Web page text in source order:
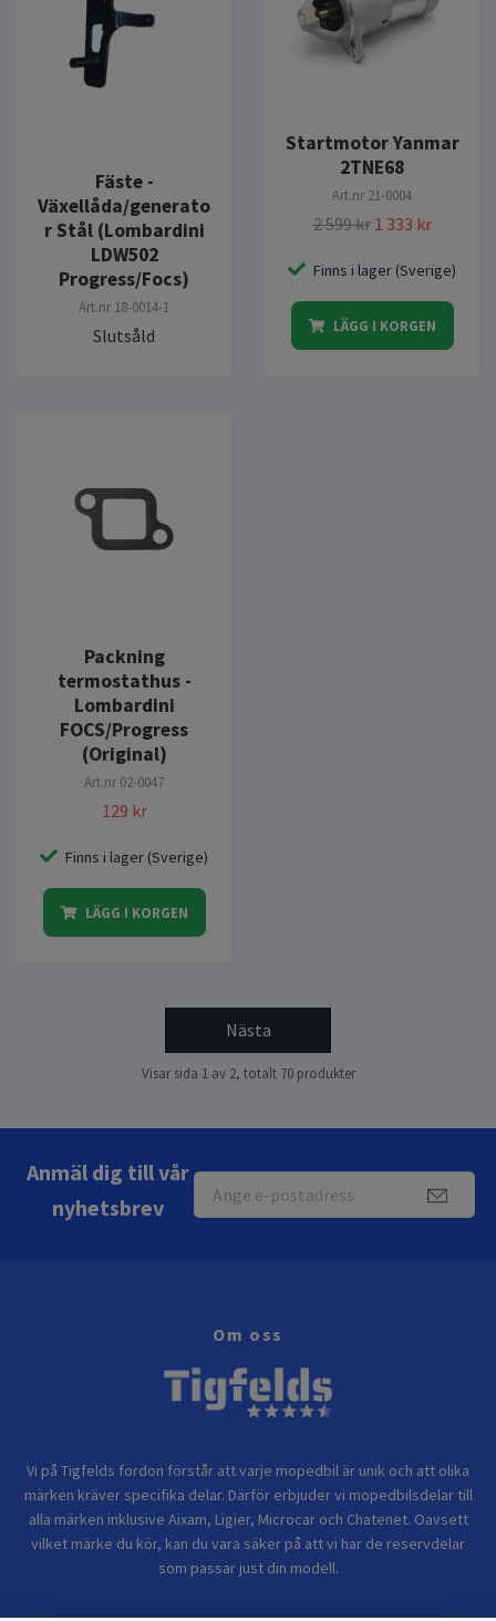
Fäste -
Växellåda/generato
r Stål (Lombardini
LDW502
Progress/Focs)
Art.nr 18-0014-1
Slutsåld
Startmotor Yanmar
2TNE68
Art.nr 21-0004
2 599 kr 1 333 kr
Finns i lager (Sverige)
LÄGG I KORGEN
Packning
termostathus -
Lombardini
FOCS/Progress
(Original)
Art.nr 02-0047
129 kr
Finns i lager (Sverige)
LÄGG I KORGEN
Nästa
Visar sida 1 av 2, totalt 70 produkter
Anmäl dig till vår
nyhetsbrev
Om oss
Vi på Tigfelds fordon förstår att varje mopedbil är unik och att olika
märken kräver specifika delar. Därför erbjuder vi mopedbilsdelar till
alla märken inklusive Aixam, Ligier, Microcar och Chatenet. Oavsett
vilket märke du kör, kan du vara säker på att vi har de reservdelar
som passar just din modell.